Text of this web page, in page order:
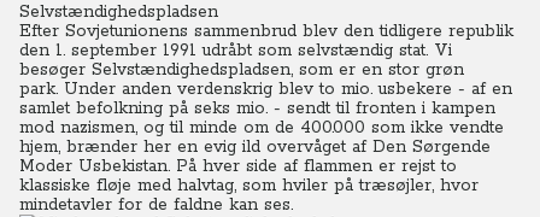
Selvstændighedspladsen
Efter Sovjetunionens sammenbrud blev den tidligere republik
den 1. september 1991 udråbt som selvstændig stat. Vi
besøger Selvstændighedspladsen, som er en stor grøn
park. Under anden verdenskrig blev to mio. usbekere - af en
samlet befolkning på seks mio. - sendt til fronten i kampen
mod nazismen, og til minde om de 400.000 som ikke vendte
hjem, brænder her en evig ild overvåget af Den Sørgende
Moder Usbekistan. På hver side af flammen er rejst to
klassiske fløje med halvtag, som hviler på træsøjler, hvor
mindetavler for de faldne kan ses.